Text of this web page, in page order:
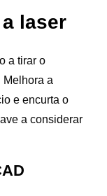
laser
a tirar o
Melhora a
e encurta o
a considerar